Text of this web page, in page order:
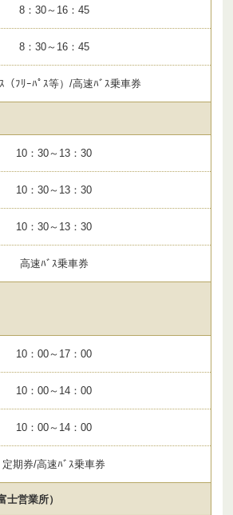
8：30～16：45
8：30～16：45
（ﾌﾘｰﾊﾟｽ等）/高速ﾊﾞｽ乗車券
10：30～13：30
10：30～13：30
10：30～13：30
高速ﾊﾞｽ乗車券
10：00～17：00
10：00～14：00
10：00～14：00
定期券/高速ﾊﾞｽ乗車券
士営業所）